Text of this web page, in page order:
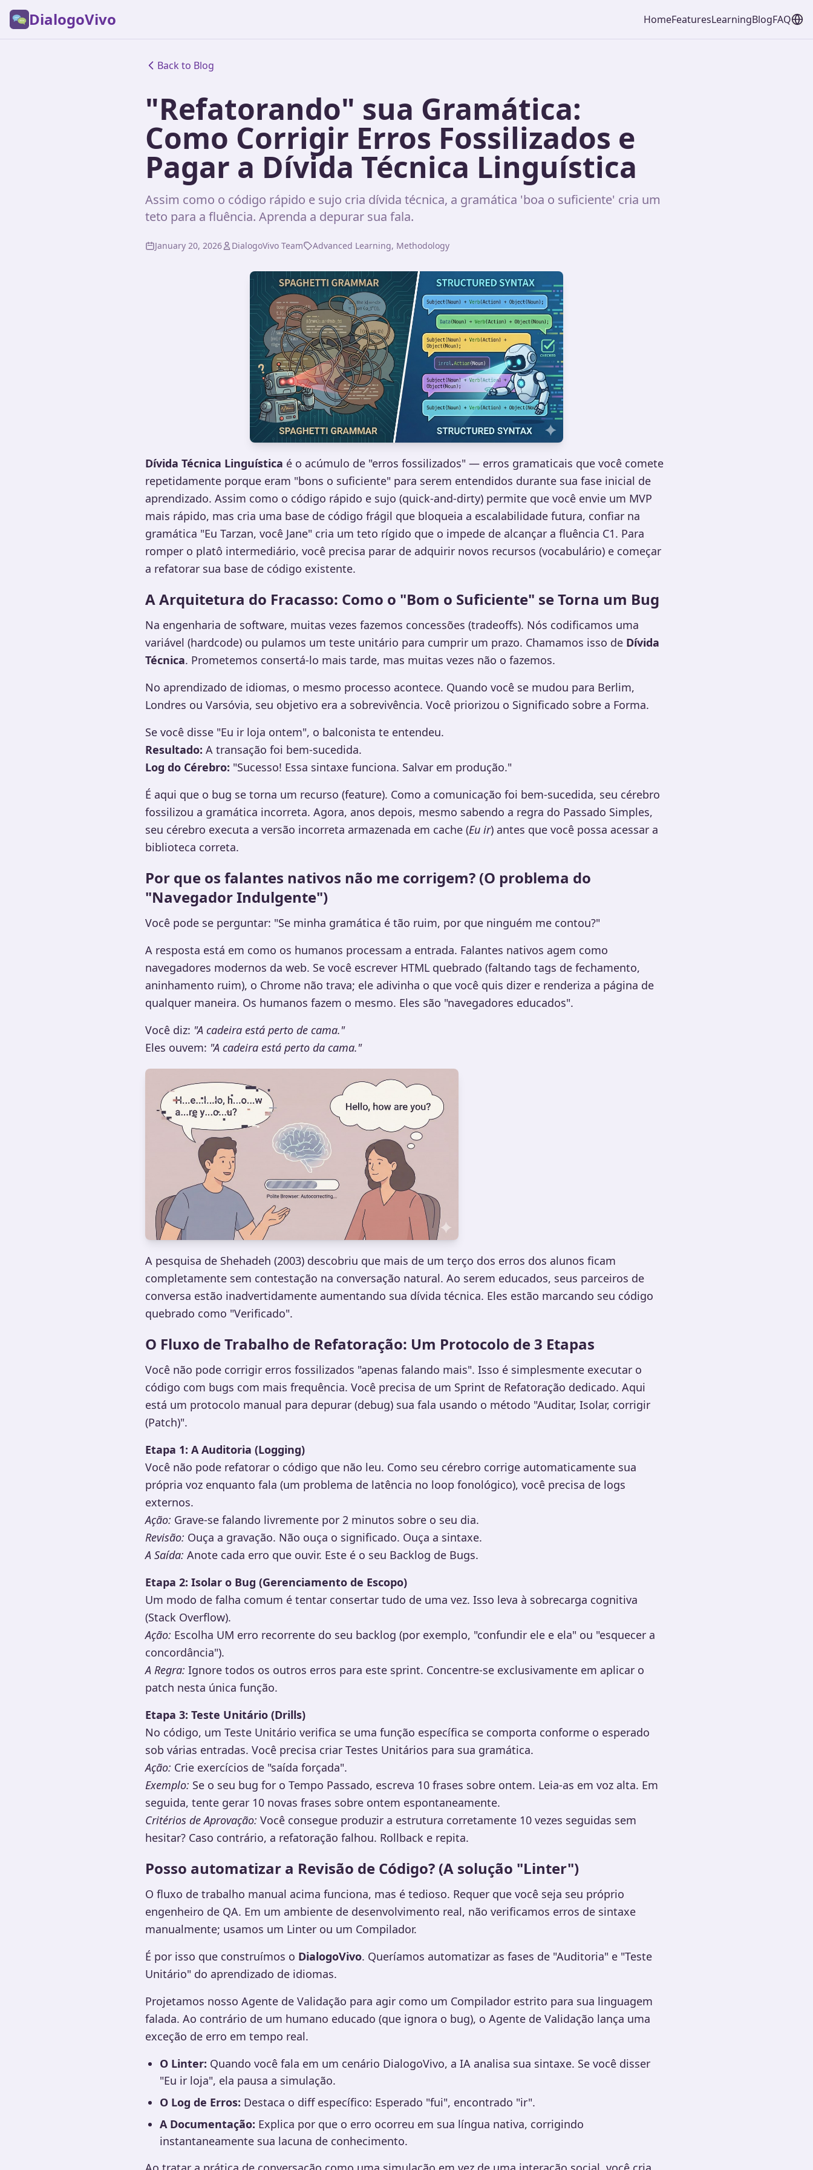
DialogoVivo HomeFeaturesLearningBlogFAQ
Back to Blog
"Refatorando" sua Gramática:
Como Corrigir Erros Fossilizados e
Pagar a Dívida Técnica Linguística
Assim como o código rápido e sujo cria dívida técnica, a gramática 'boa o suficiente' cria um
teto para a fluência. Aprenda a depurar sua fala.
January 20, 2026 DialogoVivo Team Advanced Learning, Methodology
Dívida Técnica Linguística é o acúmulo de "erros fossilizados" — erros gramaticais que você comete
repetidamente porque eram "bons o suficiente" para serem entendidos durante sua fase inicial de
aprendizado. Assim como o código rápido e sujo (quick-and-dirty) permite que você envie um MVP
mais rápido, mas cria uma base de código frágil que bloqueia a escalabilidade futura, confiar na
gramática "Eu Tarzan, você Jane" cria um teto rígido que o impede de alcançar a fluência C1. Para
romper o platô intermediário, você precisa parar de adquirir novos recursos (vocabulário) e começar
a refatorar sua base de código existente.
A Arquitetura do Fracasso: Como o "Bom o Suficiente" se Torna um Bug
Na engenharia de software, muitas vezes fazemos concessões (tradeoffs). Nós codificamos uma
variável (hardcode) ou pulamos um teste unitário para cumprir um prazo. Chamamos isso de Dívida
Técnica. Prometemos consertá-lo mais tarde, mas muitas vezes não o fazemos.
No aprendizado de idiomas, o mesmo processo acontece. Quando você se mudou para Berlim,
Londres ou Varsóvia, seu objetivo era a sobrevivência. Você priorizou o Significado sobre a Forma.
Se você disse "Eu ir loja ontem", o balconista te entendeu.
Resultado: A transação foi bem-sucedida.
Log do Cérebro: "Sucesso! Essa sintaxe funciona. Salvar em produção."
É aqui que o bug se torna um recurso (feature). Como a comunicação foi bem-sucedida, seu cérebro
fossilizou a gramática incorreta. Agora, anos depois, mesmo sabendo a regra do Passado Simples,
seu cérebro executa a versão incorreta armazenada em cache (Eu ir) antes que você possa acessar a
biblioteca correta.
Por que os falantes nativos não me corrigem? (O problema do
"Navegador Indulgente")
Você pode se perguntar: "Se minha gramática é tão ruim, por que ninguém me contou?"
A resposta está em como os humanos processam a entrada. Falantes nativos agem como
navegadores modernos da web. Se você escrever HTML quebrado (faltando tags de fechamento,
aninhamento ruim), o Chrome não trava; ele adivinha o que você quis dizer e renderiza a página de
qualquer maneira. Os humanos fazem o mesmo. Eles são "navegadores educados".
Você diz: "A cadeira está perto de cama."
Eles ouvem: "A cadeira está perto da cama."
A pesquisa de Shehadeh (2003) descobriu que mais de um terço dos erros dos alunos ficam
completamente sem contestação na conversação natural. Ao serem educados, seus parceiros de
conversa estão inadvertidamente aumentando sua dívida técnica. Eles estão marcando seu código
quebrado como "Verificado".
O Fluxo de Trabalho de Refatoração: Um Protocolo de 3 Etapas
Você não pode corrigir erros fossilizados "apenas falando mais". Isso é simplesmente executar o
código com bugs com mais frequência. Você precisa de um Sprint de Refatoração dedicado. Aqui
está um protocolo manual para depurar (debug) sua fala usando o método "Auditar, Isolar, corrigir
(Patch)".
Etapa 1: A Auditoria (Logging)
Você não pode refatorar o código que não leu. Como seu cérebro corrige automaticamente sua
própria voz enquanto fala (um problema de latência no loop fonológico), você precisa de logs
externos.
Ação: Grave-se falando livremente por 2 minutos sobre o seu dia.
Revisão: Ouça a gravação. Não ouça o significado. Ouça a sintaxe.
A Saída: Anote cada erro que ouvir. Este é o seu Backlog de Bugs.
Etapa 2: Isolar o Bug (Gerenciamento de Escopo)
Um modo de falha comum é tentar consertar tudo de uma vez. Isso leva à sobrecarga cognitiva
(Stack Overflow).
Ação: Escolha UM erro recorrente do seu backlog (por exemplo, "confundir ele e ela" ou "esquecer a
concordância").
A Regra: Ignore todos os outros erros para este sprint. Concentre-se exclusivamente em aplicar o
patch nesta única função.
Etapa 3: Teste Unitário (Drills)
No código, um Teste Unitário verifica se uma função específica se comporta conforme o esperado
sob várias entradas. Você precisa criar Testes Unitários para sua gramática.
Ação: Crie exercícios de "saída forçada".
Exemplo: Se o seu bug for o Tempo Passado, escreva 10 frases sobre ontem. Leia-as em voz alta. Em
seguida, tente gerar 10 novas frases sobre ontem espontaneamente.
Critérios de Aprovação: Você consegue produzir a estrutura corretamente 10 vezes seguidas sem
hesitar? Caso contrário, a refatoração falhou. Rollback e repita.
Posso automatizar a Revisão de Código? (A solução "Linter")
O fluxo de trabalho manual acima funciona, mas é tedioso. Requer que você seja seu próprio
engenheiro de QA. Em um ambiente de desenvolvimento real, não verificamos erros de sintaxe
manualmente; usamos um Linter ou um Compilador.
É por isso que construímos o DialogoVivo. Queríamos automatizar as fases de "Auditoria" e "Teste
Unitário" do aprendizado de idiomas.
Projetamos nosso Agente de Validação para agir como um Compilador estrito para sua linguagem
falada. Ao contrário de um humano educado (que ignora o bug), o Agente de Validação lança uma
exceção de erro em tempo real.
O Linter: Quando você fala em um cenário DialogoVivo, a IA analisa sua sintaxe. Se você disser
"Eu ir loja", ela pausa a simulação.
O Log de Erros: Destaca o diff específico: Esperado "fui", encontrado "ir".
A Documentação: Explica por que o erro ocorreu em sua língua nativa, corrigindo
instantaneamente sua lacuna de conhecimento.